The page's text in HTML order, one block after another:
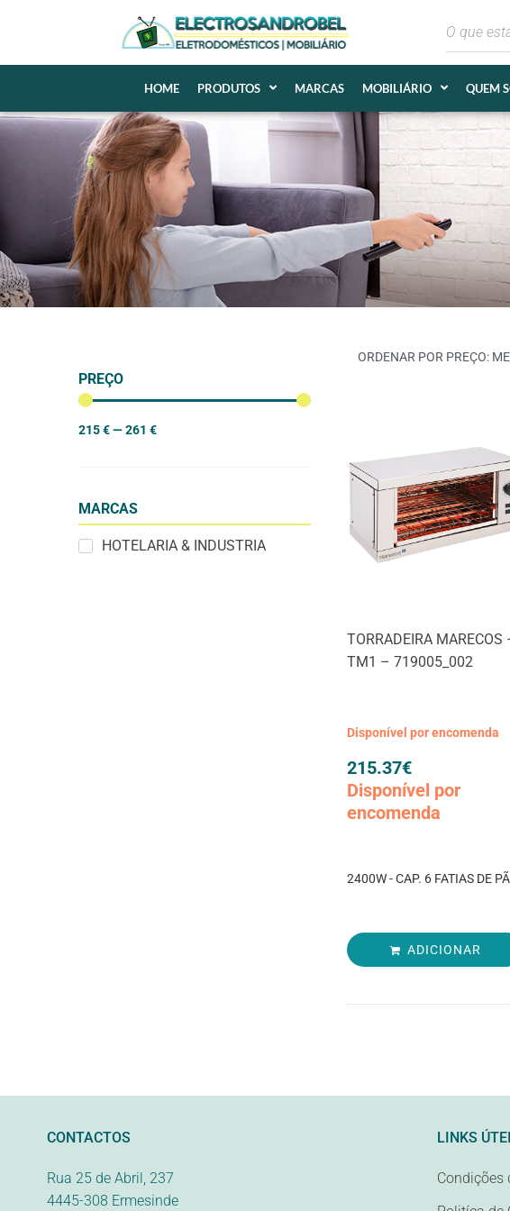
HOME PRODUTOS MARCAS MOBILIÁRIO QUEM
PREÇO
215€—261 €
MARCAS
HOTELARIA & INDUSTRIA
TORRADEIRA MARECOS
TM1 – 719005_002
Disponível por encomenda
215.37€
Disponível por
encomenda
2400W - CAP. 6 FATIAS DE
ADICIONAR
CONTACTOS
Rua 25 de Abril, 237
4445-308 Ermesinde
LINKS
Condições